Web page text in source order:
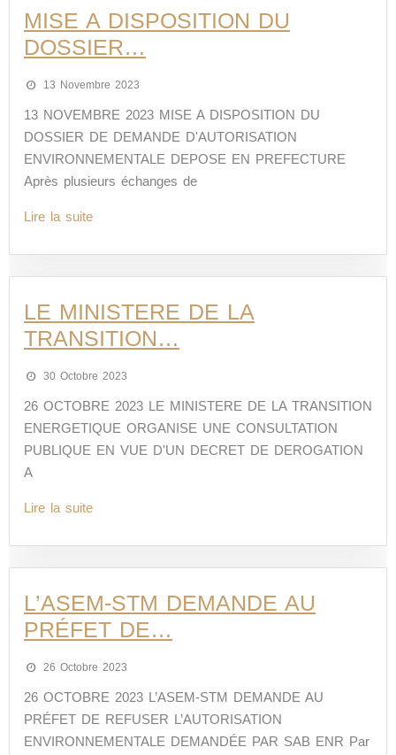
MISE A DISPOSITION DU
DOSSIER…
13 Novembre 2023
13 NOVEMBRE 2023 MISE A DISPOSITION DU
DOSSIER DE DEMANDE D'AUTORISATION
ENVIRONNEMENTALE DEPOSE EN PREFECTURE
Après plusieurs échanges de
Lire la suite
LE MINISTERE DE LA
TRANSITION…
30 Octobre 2023
26 OCTOBRE 2023 LE MINISTERE DE LA TRANSITION
ENERGETIQUE ORGANISE UNE CONSULTATION
PUBLIQUE EN VUE D'UN DECRET DE DEROGATION
A
Lire la suite
L’ASEM-STM DEMANDE AU
PRÉFET DE…
26 Octobre 2023
26 OCTOBRE 2023 L’ASEM-STM DEMANDE AU
PRÉFET DE REFUSER L’AUTORISATION
ENVIRONNEMENTALE DEMANDÉE PAR SAB ENR Par